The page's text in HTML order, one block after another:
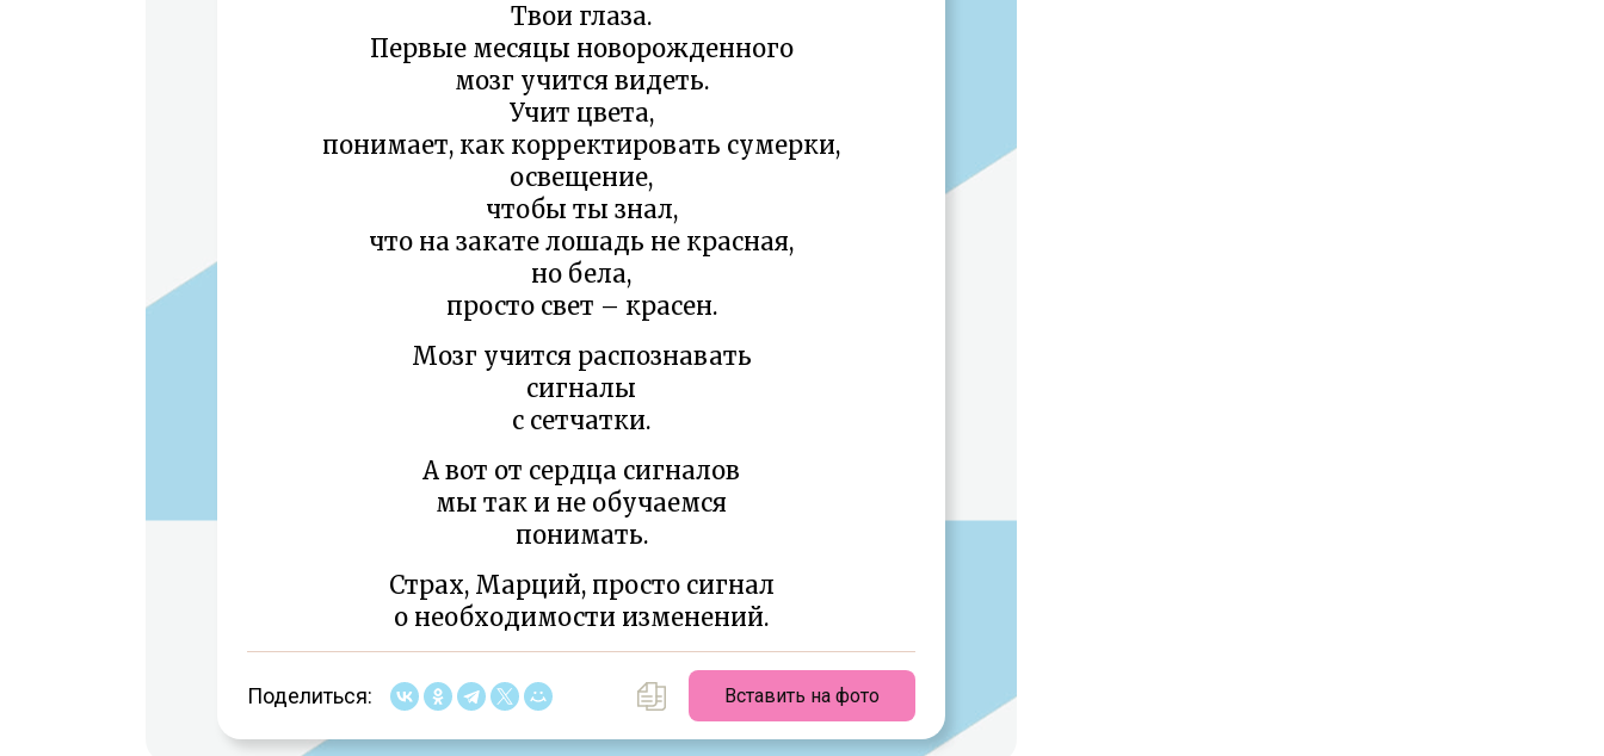
Твои глаза.
Первые месяцы новорожденного
мозг учится видеть.
Учит цвета,
понимает, как корректировать сумерки,
освещение,
чтобы ты знал,
что на закате лошадь не красная,
но бела,
просто свет – красен.
Мозг учится распознавать
сигналы
с сетчатки.
А вот от сердца сигналов
мы так и не обучаемся
понимать.
Страх, Марций, просто сигнал
о необходимости изменений.
Поделиться: Вставить на фото